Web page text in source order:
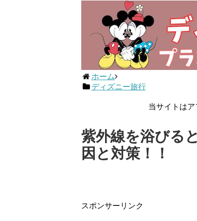
ホーム
ディズニー旅行
当サイトは
紫外線を浴びる
因と対策！！
スポンサーリンク